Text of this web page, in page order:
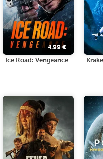
4.99€
Ice Road: Vengeance